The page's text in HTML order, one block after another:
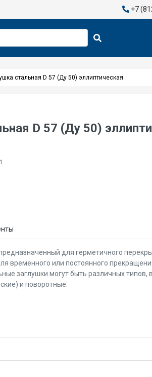
+7
стальная D 57 (Ду 50) эллиптическая
D 57 (Ду 50)
для герметичного
временного или постоянного
заглушки могут быть различных
и поворотные.